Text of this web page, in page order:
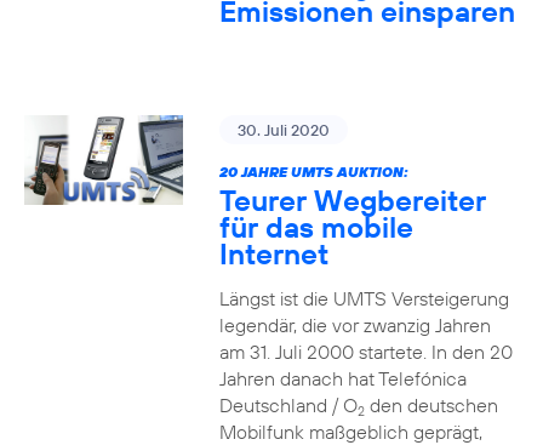
Emissionen einsparen
30. Juli 2020
20 JAHRE UMTS AUKTION:
Teurer Wegbereiter
für das mobile
Internet
Längst ist die UMTS Versteigerung
legendär, die vor zwanzig Jahren
am 31. Juli 2000 startete. In den 20
Jahren danach hat Telefónica
Deutschland / O2den deutschen
Mobilfunk maßgeblich geprägt,